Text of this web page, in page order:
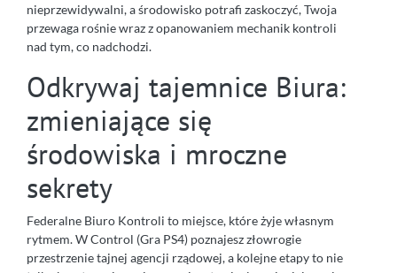
nieprzewidywalni, a środowisko potrafi zaskoczyć, Twoja
przewaga rośnie wraz z opanowaniem mechanik kontroli
nad tym, co nadchodzi.
Odkrywaj tajemnice Biura:
zmieniające się
środowiska i mroczne
sekrety
Federalne Biuro Kontroli to miejsce, które żyje własnym
rytmem. W Control (Gra PS4) poznajesz złowrogie
przestrzenie tajnej agencji rządowej, a kolejne etapy to nie